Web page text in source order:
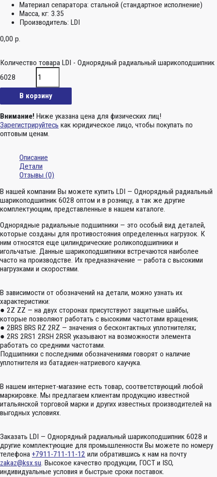
Материал сепаратора: стальной (стандартное исполнение)
Масса, кг: 3.35
Производитель: LDI
0,00 р.
Количество товара LDI - Однорядный радиальный шарикоподшипник
6028
В корзину
Внимание! Ниже указана цена для физических лиц!
Зарегистрируйтесь как юридическое лицо, чтобы покупать по
оптовым ценам.
Описание
Детали
Отзывы (0)
В нашей компании Вы можете купить LDI — Однорядный радиальный
шарикоподшипник 6028 оптом и в розницу, а так же другие
комплектующим, представленные в нашем каталоге.
Однорядные радиальные подшипники — это особый вид деталей,
которые созданы для противостояния определенных нагрузок. К
ним относятся еще цилиндрические роликоподшипники и
игольчатые. Данные шарикоподшипники встречаются наиболее
часто на производстве. Их предназначение — работа с высокими
нагрузками и скоростями.
В зависимости от обозначений на детали, можно узнать их
характеристики:
● 2Z ZZ — на двух сторонах присутствуют защитные шайбы,
которые позволяют работать с высокими частотами вращения;
● 2BRS BRS RZ 2RZ — значения о бесконтактных уплотнителях;
● 2RS 2RS1 2RSH 2RSR указывают на возможности элемента
работать со средними частотами.
Подшипники с последними обозначениями говорят о наличие
уплотнителя из батадиен-натриевого каучука.
В нашем интернет-магазине есть товар, соответствующий любой
маркировке. Мы предлагаем клиентам продукцию известной
итальянской торговой марки и других известных производителей на
выгодных условиях.
Заказать LDI — Однорядный радиальный шарикоподшипник 6028 и
другие комплектующие для промышленности Вы можете по номеру
телефона +7911-711-11-12 или обратившись к нам на почту
zakaz@ksx.su. Высокое качество продукции, ГОСТ и ISO,
индивидуальные условия и быстрые сроки поставок.